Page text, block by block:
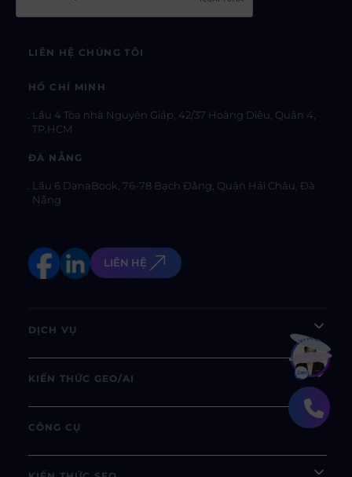
LIÊN HỆ CHÚNG TÔI
HỒ CHÍ MINH
Lầu 4 Tòa nhà Nguyên Giáp, 42/37 Hoàng Diệu, Quận 4,
TP.HCM
ĐÀ NẴNG
Lầu 6 DanaBook, 76-78 Bạch Đằng, Quận Hải Châu, Đà
Nẵng
LIÊN HỆ
DỊCH VỤ
KIẾN THỨC GEO/AI
CÔNG CỤ
Bạn muốn hiểu thêm?Xem chi tiết